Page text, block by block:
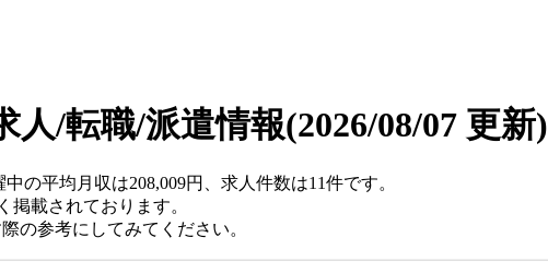
人/転職/派遣情報(2026/08/07 更新)
の平均月収は208,009円、求人件数は11件です。
載されております。
の参考にしてみてください。